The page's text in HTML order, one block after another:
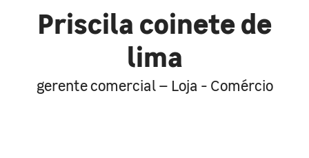
Priscila coinete de
lima
gerente comercial – Loja - Comércio